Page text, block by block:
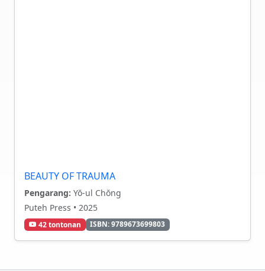
BEAUTY OF TRAUMA
Pengarang: Yŏ-ul Chŏng
Puteh Press • 2025
42 tontonan ISBN: 9789673699803